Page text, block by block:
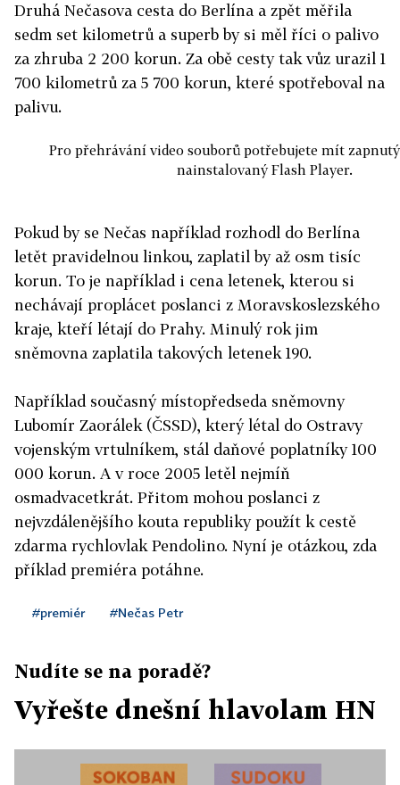
Druhá Nečasova cesta do Berlína a zpět měřila
sedm set kilometrů a superb by si měl říci o palivo
za zhruba 2 200 korun. Za obě cesty tak vůz urazil 1
700 kilometrů za 5 700 korun, které spotřeboval na
palivu.
Pro přehrávání video souborů potřebujete mít
nainstalovaný Flash Player.
Pokud by se Nečas například rozhodl do Berlína
letět pravidelnou linkou, zaplatil by až osm tisíc
korun. To je například i cena letenek, kterou si
nechávají proplácet poslanci z Moravskoslezského
kraje, kteří létají do Prahy. Minulý rok jim
sněmovna zaplatila takových letenek 190.
Například současný místopředseda sněmovny
Lubomír Zaorálek (ČSSD), který létal do Ostravy
vojenským vrtulníkem, stál daňové poplatníky 100
000 korun. A v roce 2005 letěl nejmíň
osmadvacetkrát. Přitom mohou poslanci z
nejvzdálenějšího kouta republiky použít k cestě
zdarma rychlovlak Pendolino. Nyní je otázkou, zda
příklad premiéra potáhne.
#premiér #Nečas Petr
Nudíte se na poradě?
Vyřešte dnešní hlavolam HN